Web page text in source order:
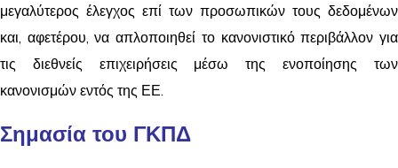
μεγαλύτερος έλεγχος επί των προσωπικών τους δεδομένων
και, αφετέρου, να απλοποιηθεί το κανονιστικό περιβάλλον για
τις διεθνείς επιχειρήσεις μέσω της ενοποίησης των
κανονισμών εντός της ΕΕ.
Σημασία του ΓΚΠΔ